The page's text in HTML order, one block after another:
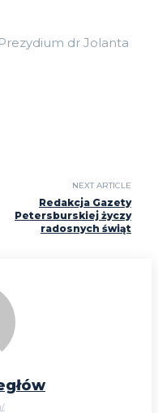
dr Jolanta
NEXT ARTICLE
Redakcja Gazety
Petersburskiej życzy
radosnych świąt